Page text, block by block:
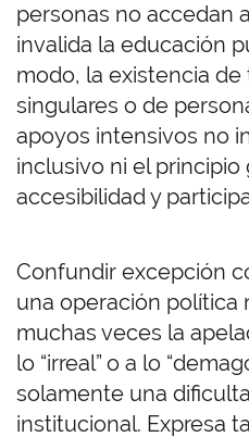
personas no accedan
invalida la educación
modo, la existencia
singulares o de
apoyos intensivos no
inclusivo ni el principio
accesibilidad y
Confundir excepción
una operación política
muchas veces la
lo “irreal” o a lo
solamente una
institucional. Expresa